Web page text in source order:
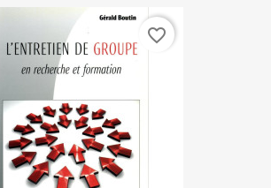
favorite_border